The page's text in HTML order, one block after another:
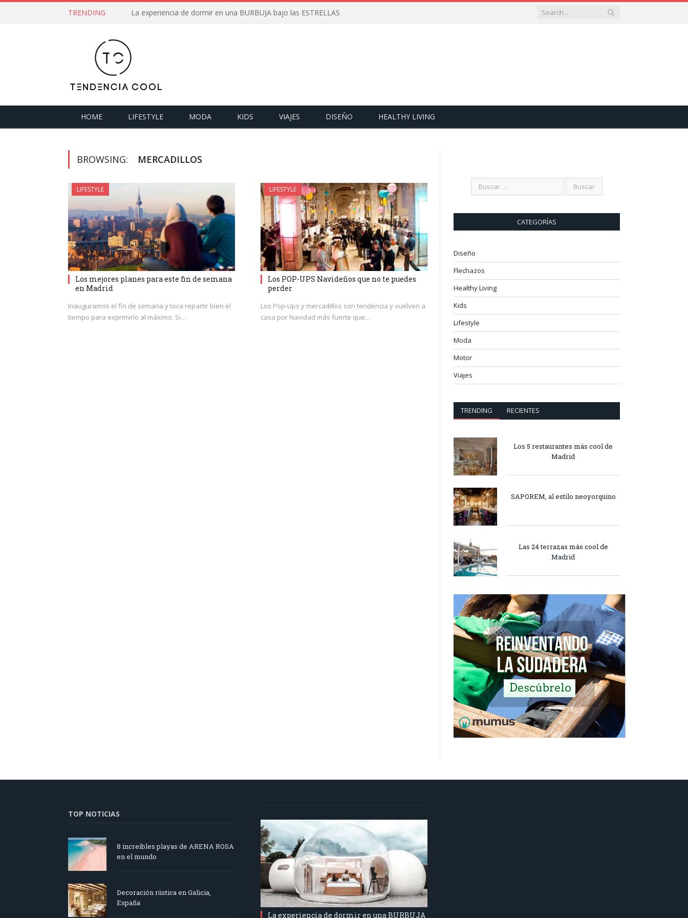
TRENDING La experiencia de dormir en una BURBUJA bajo las ESTRELLAS
HOME LIFESTYLE MODA KIDS VIAJES DISEÑO HEALTHY LIVING
BROWSING: MERCADILLOS
LIFESTYLE
Los mejores planes para este fin de semana
en Madrid
Inauguramos el fin de semana y toca repartir bien el
tiempo para exprimirlo al máximo. Si…
LIFESTYLE
Los POP-UPS Navideños que no te puedes
perder
Los Pop-Ups y mercadillos son tendencia y vuelven a
casa por Navidad más fuerte que…
CATEGORÍAS
Diseño
Flechazos
Healthy Living
Kids
Lifestyle
Moda
Motor
Viajes
TRENDING RECIENTES
Los 5 restaurantes más cool de
Madrid
SAPOREM, al estilo neoyorquino
Las 24 terrazas más cool de
Madrid
TOP NOTICIAS
8 increíbles playas de ARENA ROSA
en el mundo
Decoración rústica en Galicia,
España
La experiencia de dormir en una BURBUJA